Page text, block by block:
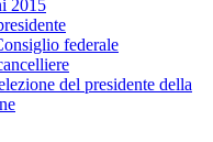
2015
federale
del presidente della